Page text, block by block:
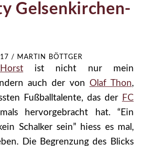
Gelsenkirchen-
/ MARTIN BÖTTGER
ist nicht nur mein
auch der von Olaf Thon,
Fußballtalente, das der FC
hervorgebracht hat. “Ein
Schalker sein” hiess es mal,
Die Begrenzung des Blicks